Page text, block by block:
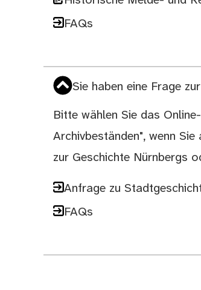
FAQs
Sie haben eine Frage
Bitte wählen Sie das
Archivbeständen", wenn
zur Geschichte Nürnbergs
Anfrage zu
FAQs